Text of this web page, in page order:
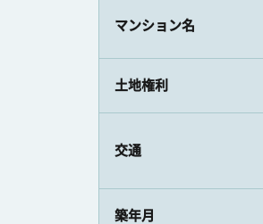
マンション名
土地権利
交通
築年月